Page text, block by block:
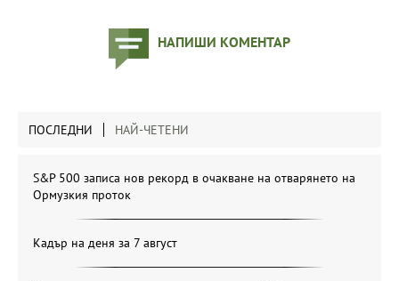
НАПИШИ КОМЕНТАР
ПОСЛЕДНИ НАЙ-ЧЕТЕНИ
S&P 500 записа нов рекорд в очакване на отварянето на
Ормузкия проток
Кадър на деня за 7 август